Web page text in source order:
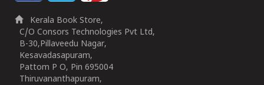
Kerala Book Store,
C/O Consors Technologies Pvt Ltd,
B-30,Pillaveedu Nagar,
Kesavadasapuram,
Pattom P O, Pin 695004
Thiruvananthapuram,